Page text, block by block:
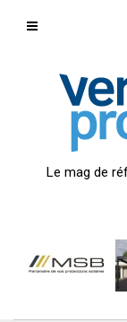
Le mag de